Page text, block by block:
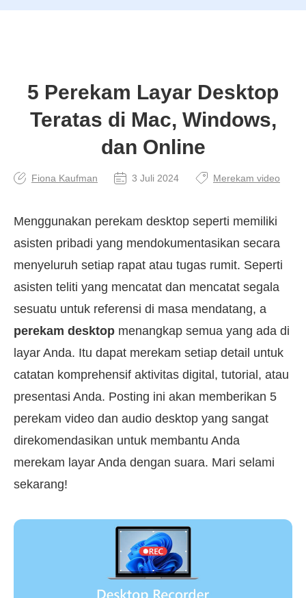
5 Perekam Layar Desktop
Teratas di Mac, Windows,
dan Online
Fiona Kaufman 3 Juli 2024 Merekam video
Menggunakan perekam desktop seperti memiliki
asisten pribadi yang mendokumentasikan secara
menyeluruh setiap rapat atau tugas rumit. Seperti
asisten teliti yang mencatat dan mencatat segala
sesuatu untuk referensi di masa mendatang, a
perekam desktop menangkap semua yang ada di
layar Anda. Itu dapat merekam setiap detail untuk
catatan komprehensif aktivitas digital, tutorial, atau
presentasi Anda. Posting ini akan memberikan 5
perekam video dan audio desktop yang sangat
direkomendasikan untuk membantu Anda
merekam layar Anda dengan suara. Mari selami
sekarang!